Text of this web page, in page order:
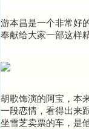
游本昌是一个非常好
奉献给大家一部这样
胡歌饰演的阿宝，本
一段恋情，看得出来
坐雪芝卖票的车，是